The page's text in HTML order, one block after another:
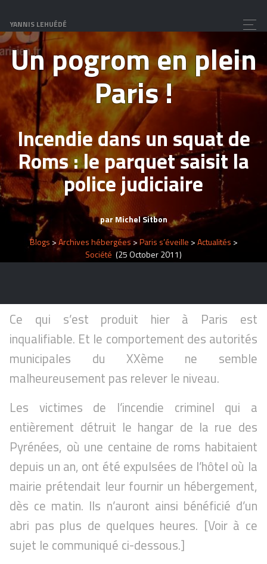
YANNIS LEHUÉDÉ
Un pogrom en plein
Paris !
Incendie dans un squat de
Roms : le parquet saisit la
police judiciaire
par Michel Sitbon
Blogs >Archives hébergées >Paris s’éveille >Actualités >
Société (25 October 2011)
Ce qui s’est produit hier à Paris est
inqualifiable. Et le comportement des autorités
municipales du XXème ne semble
malheureusement pas relever le niveau.
Les victimes de l’incendie criminel qui a
entièrement détruit le hangar de la rue des
Pyrénées, où une centaine de roms habitaient
depuis un an, ont été expulsées de l’hôtel où la
mairie prétendait leur fournir un hébergement,
dès ce matin. Ils n’auront ainsi bénéficié d’un
abri pas plus de quelques heures. [Voir à ce
sujet le communiqué ci-dessous.]